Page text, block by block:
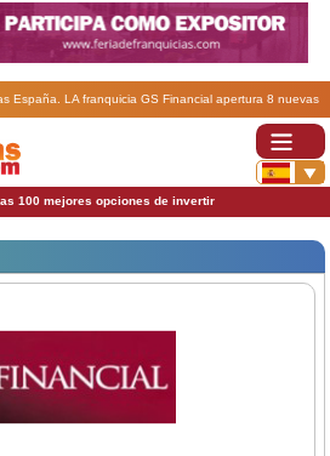
España. LA franquicia GS Financial apertura 8 nuevas
100 mejores opciones de invertir